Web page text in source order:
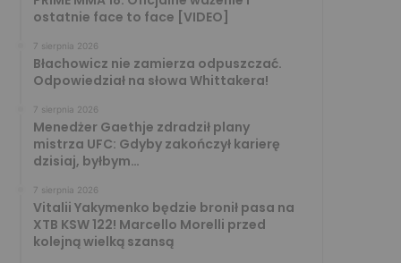
ostatnie face to face [VIDEO]
7 sierpnia 2026
Błachowicz nie zamierza odpuszczać.
Odpowiedział na słowa Whittakera!
7 sierpnia 2026
Menedżer Gaethje zdradził plany
mistrza UFC: Gdyby zakończył karierę
dzisiaj, byłbym…
7 sierpnia 2026
Vitalii Yakymenko będzie bronił pasa na
XTB KSW 122! Marcello Morelli przed
kolejną wielką szansą